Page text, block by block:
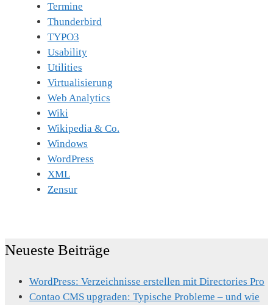
Termine
Thunderbird
TYPO3
Usability
Utilities
Virtualisierung
Web Analytics
Wiki
Wikipedia & Co.
Windows
WordPress
XML
Zensur
Neueste Beiträge
WordPress: Verzeichnisse erstellen mit Directories Pro
Contao CMS upgraden: Typische Probleme – und wie